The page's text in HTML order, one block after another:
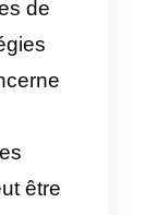
sites
le
assez